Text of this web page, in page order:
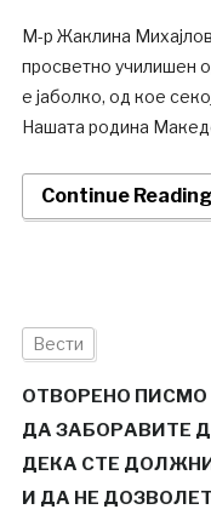
М-р Жаклина
просветно училишен
е јаболко, од кое
Нашата родина
Continue
Вести
ОТВОРЕНО ПИСМО
ДА ЗАБОРАВИТЕ
ДЕКА СТЕ
И ДА НЕ